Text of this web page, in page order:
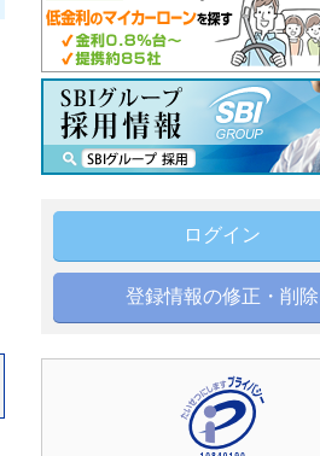
ログイン
登録情報の修正・削除